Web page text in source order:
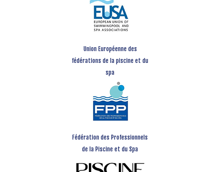
Union Européenne des
fédérations de la piscine et du
spa
Fédération des Professionnels
de la Piscine et du Spa